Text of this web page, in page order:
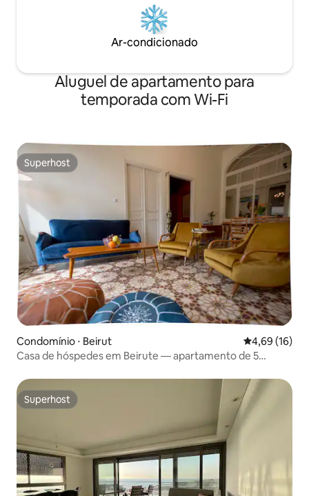
Ar-condicionado
Aluguel de apartamento para
temporada com Wi-Fi
Superhost
Superhost
Condomínio ⋅ Beirut 4,69 de uma
4,69 (16)
Casa de hóspedes em Beirute — apartamento de 5
Superhost
Superhost